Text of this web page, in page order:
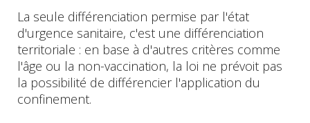
La seule différenciation permise par l'état
d'urgence sanitaire, c'est une différenciation
territoriale : en base à d'autres critères comme
l'âge ou la non-vaccination, la loi ne prévoit pas
la possibilité de différencier l'application du
confinement.